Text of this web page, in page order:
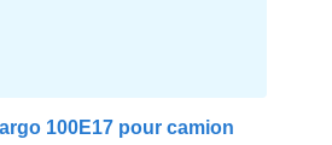
100E17 pour camion